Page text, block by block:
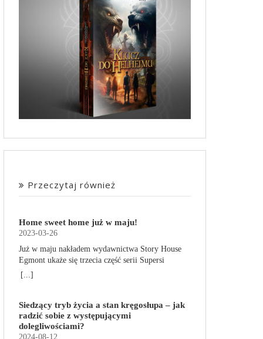
Przeczytaj również
Home sweet home już w maju!
2023-03-26
Już w maju nakładem wydawnictwa Story House
Egmont ukaże się trzecia część serii Supersi
scenarzysty Frederic Maupome. Ten tom nosi tytuł
obdarzone supermocami i wspomagane przez
robota o imieniu Al. Są rozdarte między chęcią
prowadzenia normalnego życia wśród ludzi a
[...]
Siedzący tryb życia a stan kręgosłupa – jak
radzić sobie z występującymi
dolegliwościami?
2024-08-12